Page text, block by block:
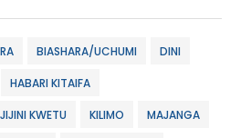
BIASHARA/UCHUMI DINI
HABARI KITAIFA
KWETU KILIMO MAJANGA